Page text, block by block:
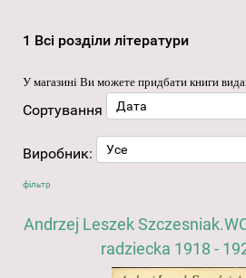
1 Всі розділи літератури
У магазині Ви можете придбати книги
Сортування
Виробник:
фільтр
Andrzej Leszek
radziecka 1918 -